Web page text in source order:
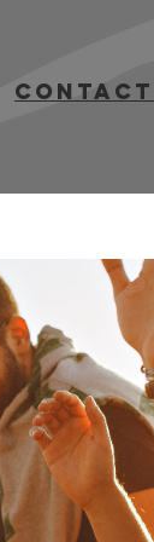
contact